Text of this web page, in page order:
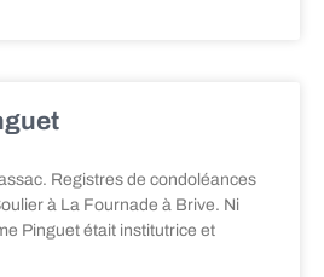
Registres de condoléances
à La Fournade à Brive. Ni
Pinguet était institutrice et